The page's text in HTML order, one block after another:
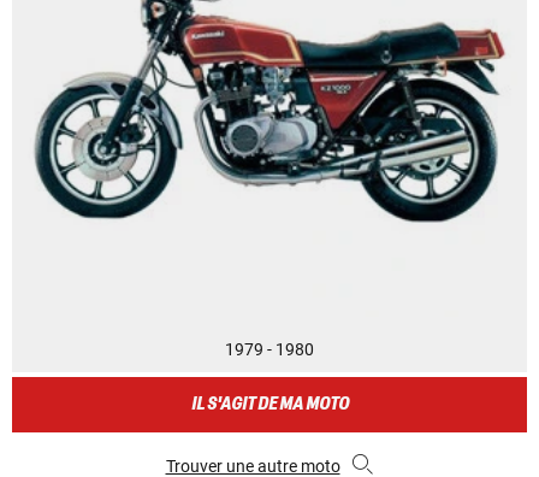
1979 - 1980
IL S'AGIT DE MA MOTO
Trouver une autre moto